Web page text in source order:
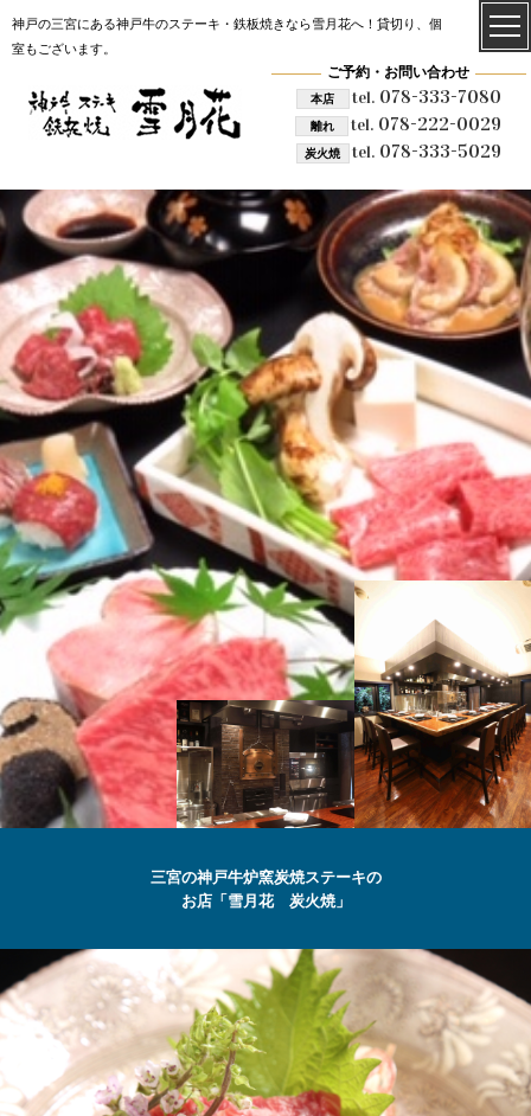
神戸の三宮にある神戸牛のステーキ・鉄板焼きなら雪月花へ！貸切り、個
室もございます。
ご予約・お問い合わせ
本店 tel.078-333-7080
離れ tel. 078-222-0029
炭火焼 tel.078-333-5029
雪月花 炭火焼
SETSUGEKKA
三宮の神戸牛炉窯炭焼ステーキの
お店「雪月花 炭火焼」
最高級の
神戸牛
ステーキ